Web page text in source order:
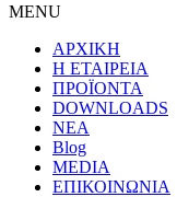
MENU
ΑΡΧΙΚΗ
Η ΕΤΑΙΡΕΙΑ
ΠΡΟΪΟΝΤΑ
DOWNLOADS
ΝΕΑ
Blog
MEDIA
ΕΠΙΚΟΙΝΩΝΙΑ